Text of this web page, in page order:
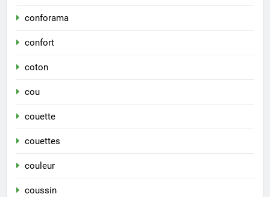
conforama
confort
coton
cou
couette
couettes
couleur
coussin